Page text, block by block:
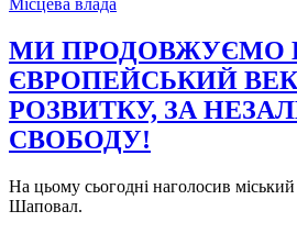
Місцева влада
МИ ПРОДОВЖУЄМО
ЄВРОПЕЙСЬКИЙ
РОЗВИТКУ, ЗА
СВОБОДУ!
На цьому сьогодні наголосив
Шаповал.